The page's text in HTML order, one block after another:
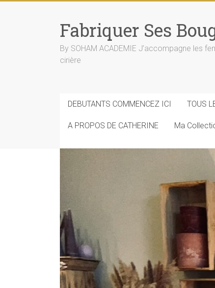
Fabriquer Ses
By SOHAM ACADEMIE J’accompagne les
cirière
DEBUTANTS COMMENCEZ ICI TOUS
A PROPOS DE CATHERINE Ma